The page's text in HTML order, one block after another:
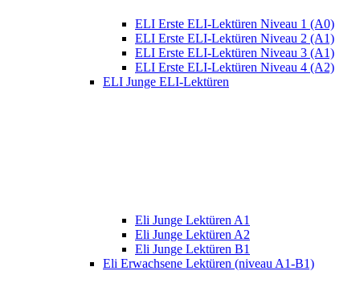
ELI Erste ELI-Lektüren Niveau 1 (A0)
ELI Erste ELI-Lektüren Niveau 2 (A1)
ELI Erste ELI-Lektüren Niveau 3 (A1)
ELI Erste ELI-Lektüren Niveau 4 (A2)
ELI Junge ELI-Lektüren
Eli Junge Lektüren A1
Eli Junge Lektüren A2
Eli Junge Lektüren B1
Eli Erwachsene Lektüren (niveau A1-B1)